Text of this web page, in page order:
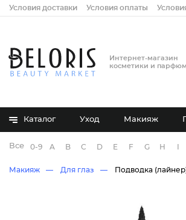
Условия доставки Условия оплаты
Интернет-магазин
косметики и
Каталог Уход Макияж
Все бренды
0-9 A B C D E F G H
Макияж Для глаз Подводка